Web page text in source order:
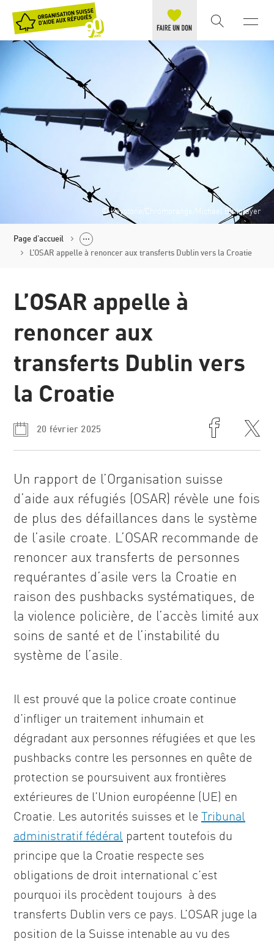
© Keystone/Chromorange/Michael Bihlmayer
Page d'accueil
Communiqués
de presse
L’OSAR appelle à renoncer aux transferts Dublin vers la Croatie
L’OSAR appelle à
renoncer aux
transferts Dublin vers
la Croatie
20 février 2025
Un rapport de l’Organisation suisse
d’aide aux réfugiés (OSAR) révèle une fois
de plus des défaillances dans le système
de l’asile croate. L’OSAR recommande de
renoncer aux transferts de personnes
requérantes d’asile vers la Croatie en
raison des pushbacks systématiques, de
la violence policière, de l’accès limité aux
soins de santé et de l’instabilité du
système de l’asile.
Il est prouvé que la police croate continue
d’infliger un traitement inhumain et
dégradant aux personnes réfugiées et que les
pushbacks contre les personnes en quête de
protection se poursuivent aux frontières
extérieures de l’Union européenne (UE) en
Croatie. Les autorités suisses et le Tribunal
administratif fédéral partent toutefois du
principe que la Croatie respecte ses
obligations de droit international c’est
pourquoi ils procèdent toujours à des
transferts Dublin vers ce pays. L’OSAR juge la
position de la Suisse intenable au vu des